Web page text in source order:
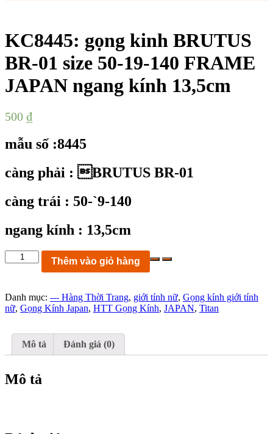
KC8445: gọng kinh BRUTUS
BR-01 size 50-19-140 FRAME
JAPAN ngang kính 13,5cm
500 ₫
mẫu số :8445
càng phải : BRUTUS BR-01
càng trái : 50-`9-140
ngang kính : 13,5cm
KC8445:
gọng
BR-
01
50-
140
JAPAN
ngang
Thêm vào giỏ hàng
Danh mục: --- Hàng Thời Trang, giới tính nữ, Gọng kính giới tính
nữ, Gọng Kính Japan, HTT Gọng Kính, JAPAN, Titan
Mô tả Đánh giá (0)
Mô tả